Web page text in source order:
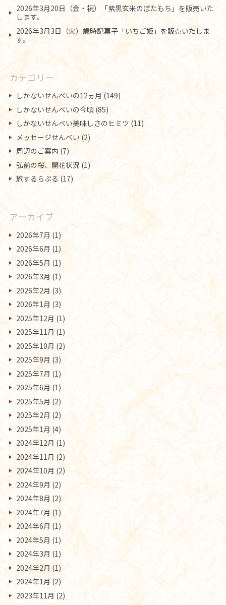
2026年3月20日（金・祝）「紫黒玄米のぼたもち」を販売いた
します。
2026年3月3日（火）歳時記菓子「いちご姫」を販売いたしま
す。
カテゴリー
しかないせんべいの12ヵ月 (149)
しかないせんべいの今頃(85)
しかないせんべい美味しさのヒミツ (11)
メッセージせんべい (2)
周辺のご案内 (7)
弘前の桜、開花状況 (1)
旅するらぷる (17)
アーカイブ
2026年7月 (1)
2026年6月 (1)
2026年5月 (1)
2026年3月 (1)
2026年2月 (3)
2026年1月 (3)
2025年12月 (1)
2025年11月 (1)
2025年10月 (2)
2025年9月 (3)
2025年7月 (1)
2025年6月 (1)
2025年5月 (2)
2025年2月 (2)
2025年1月 (4)
2024年12月 (1)
2024年11月 (2)
2024年10月 (2)
2024年9月 (2)
2024年8月 (2)
2024年7月 (1)
2024年6月 (1)
2024年5月 (1)
2024年3月 (1)
2024年2月 (1)
2024年1月 (2)
2023年11月 (2)